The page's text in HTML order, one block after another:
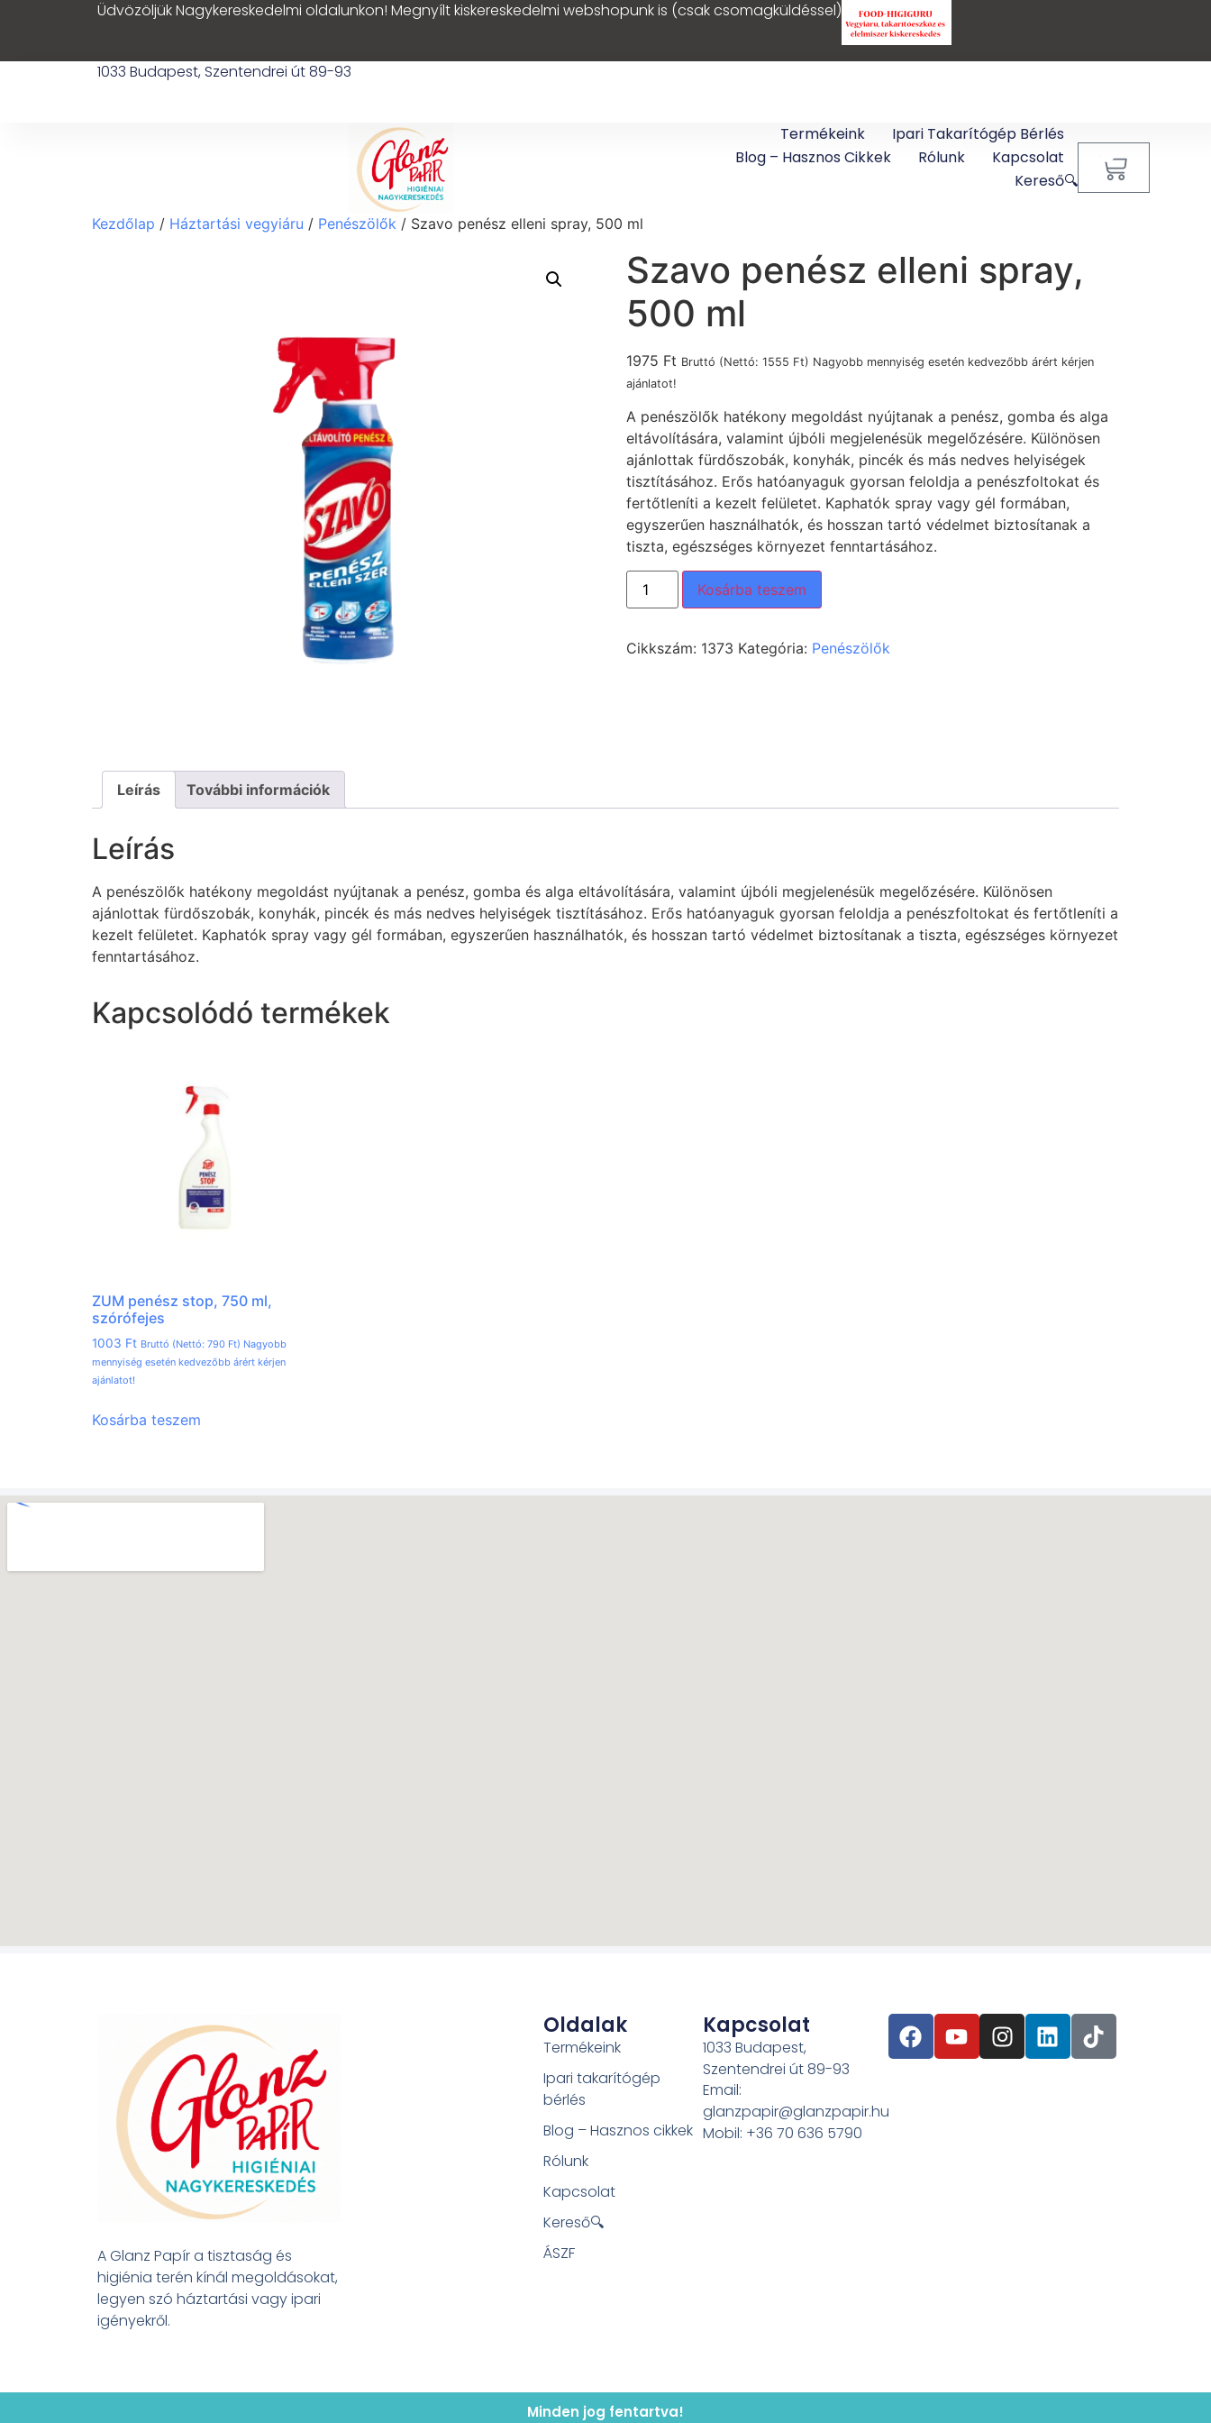
Üdvözöljük Nagykereskedelmi oldalunkon! Megnyílt kiskereskedelmi webshopunk is (csak csomagküldéssel)
1033 Budapest, Szentendrei út 89-93
Termékeink
Ipari Takarítógép Bérlés
Blog – Hasznos Cikkek
Rólunk
Kapcsolat
Kereső🔍
Kezdőlap / Háztartási vegyiáru / Penészölők / Szavo penész elleni spray, 500 ml
Szavo penész elleni spray,
500 ml
1975 Ft Bruttó (Nettó: 1555 Ft) Nagyobb mennyiség esetén kedvezőbb árért kérjen
ajánlatot!
A penészölők hatékony megoldást nyújtanak a penész, gomba és alga
eltávolítására, valamint újbóli megjelenésük megelőzésére. Különösen
ajánlottak fürdőszobák, konyhák, pincék és más nedves helyiségek
tisztításához. Erős hatóanyaguk gyorsan feloldja a penészfoltokat és
fertőtleníti a kezelt felületet. Kaphatók spray vagy gél formában,
egyszerűen használhatók, és hosszan tartó védelmet biztosítanak a
tiszta, egészséges környezet fenntartásához.
Kosárba teszem
Cikkszám: 1373 Kategória: Penészölők
Leírás További információk
Leírás
A penészölők hatékony megoldást nyújtanak a penész, gomba és alga eltávolítására, valamint újbóli megjelenésük megelőzésére. Különösen
ajánlottak fürdőszobák, konyhák, pincék és más nedves helyiségek tisztításához. Erős hatóanyaguk gyorsan feloldja a penészfoltokat és fertőtleníti a
kezelt felületet. Kaphatók spray vagy gél formában, egyszerűen használhatók, és hosszan tartó védelmet biztosítanak a tiszta, egészséges környezet
fenntartásához.
Kapcsolódó termékek
ZUM penész stop, 750 ml,
szórófejes
1003 Ft Bruttó (Nettó: 790 Ft) Nagyobb
mennyiség esetén kedvezőbb árért kérjen
ajánlatot!
Kosárba teszem
A Glanz Papír a tisztaság és
higiénia terén kínál megoldásokat,
legyen szó háztartási vagy ipari
igényekről.
Oldalak
Termékeink
Ipari takarítógép
bérlés
Blog – Hasznos cikkek
Rólunk
Kapcsolat
Kereső🔍
ÁSZF
Kapcsolat
1033 Budapest,
Szentendrei út 89-93
Email:
glanzpapir@glanzpapir.hu
Mobil: +36 70 636 5790
Minden jog fentartva!